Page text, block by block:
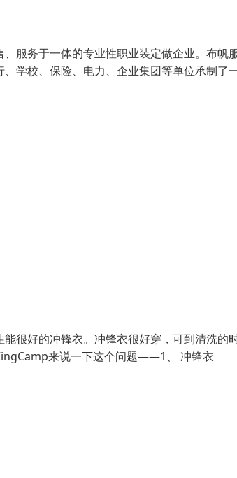
服务于一体的专业性职业装定做企业。布帆
学校、保险、电力、企业集团等单位承制了
很好的冲锋衣。冲锋衣很好穿，可到清洗的
来说一下这个问题——1、 冲锋衣